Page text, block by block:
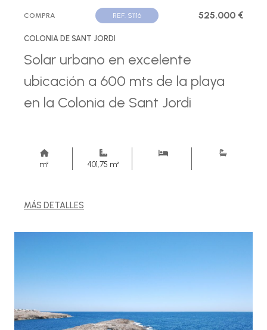
COMPRA REF. S1116 525.000 €
COLONIA DE SANT JORDI
Solar urbano en excelente
ubicación a 600 mts de la playa
en la Colonia de Sant Jordi
m² 401,75 m²
MÁS DETALLES